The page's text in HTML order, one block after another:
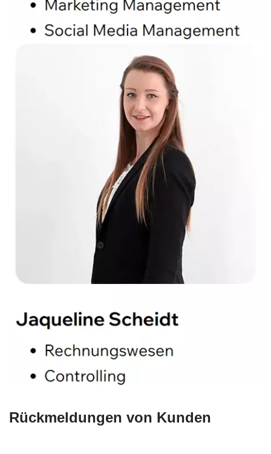
Rückmeldungen von Kunden